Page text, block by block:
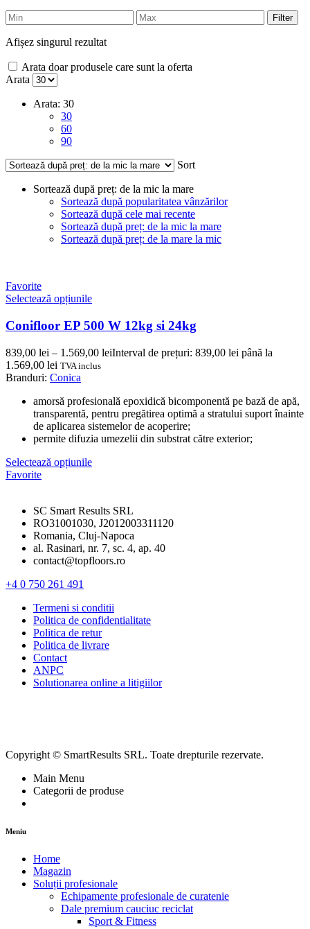
Filter
Afișez singurul rezultat
Arata doar produsele care sunt la oferta
Arata
Arata: 30
30
60
90
Sort
Sortează după preț: de la mic la mare
Sortează după popularitatea vânzărilor
Sortează după cele mai recente
Sortează după preț: de la mic la mare
Sortează după preț: de la mare la mic
Favorite
Selectează opțiunile
Conifloor EP 500 W 12kg si 24kg
839,00 lei – 1.569,00 leiInterval de prețuri: 839,00 lei până la
1.569,00 lei TVA inclus
Branduri: Conica
amorsă profesională epoxidică bicomponentă pe bază de apă,
transparentă, pentru pregătirea optimă a stratului suport înainte
de aplicarea sistemelor de acoperire;
permite difuzia umezelii din substrat către exterior;
Selectează opțiunile
Favorite
SC Smart Results SRL
RO31001030, J2012003311120
Romania, Cluj-Napoca
al. Rasinari, nr. 7, sc. 4, ap. 40
contact@topfloors.ro
+4 0 750 261 491
Termeni si conditii
Politica de confidentialitate
Politica de retur
Politica de livrare
Contact
ANPC
Solutionarea online a litigiilor
Copyright © SmartResults SRL. Toate drepturile rezervate.
Main Menu
Categorii de produse
Meniu
Home
Magazin
Soluții profesionale
Echipamente profesionale de curatenie
Dale premium cauciuc reciclat
Sport & Fitness